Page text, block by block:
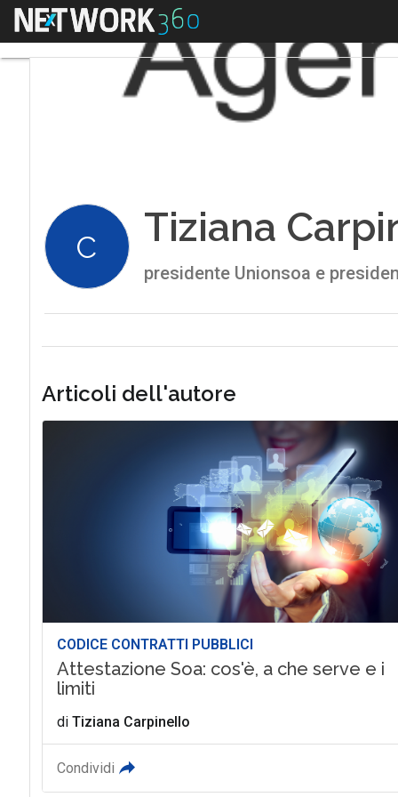
Menu
C Tiziana
presidente Unionsoa e
Articoli dell'autore
CODICE CONTRATTI PUBBLICI
Attestazione Soa: cos'è, a che serve e i
limiti
di Tiziana Carpinello
Condividi